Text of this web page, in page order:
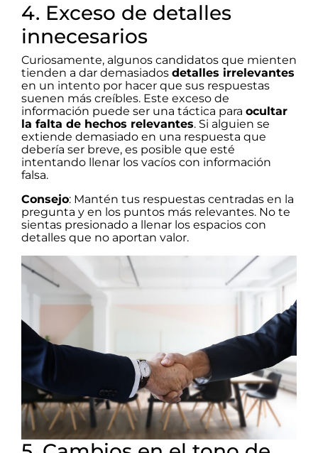
4. Exceso de detalles
innecesarios
Curiosamente, algunos candidatos que mienten
tienden a dar demasiados detalles irrelevantes
en un intento por hacer que sus respuestas
suenen más creíbles. Este exceso de
información puede ser una táctica para ocultar
la falta de hechos relevantes. Si alguien se
extiende demasiado en una respuesta que
debería ser breve, es posible que esté
intentando llenar los vacíos con información
falsa.
Consejo: Mantén tus respuestas centradas en la
pregunta y en los puntos más relevantes. No te
sientas presionado a llenar los espacios con
detalles que no aportan valor.